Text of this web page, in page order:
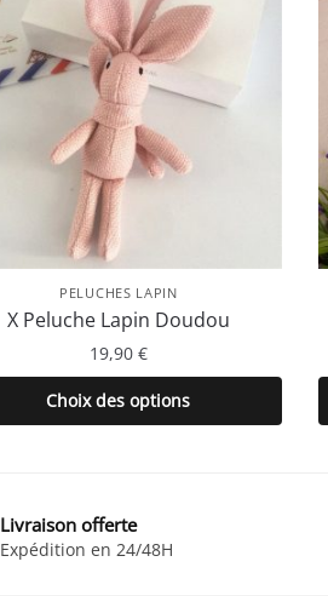
PELUCHES LAPIN
X Peluche Lapin Doudou
19,90 €
Choix des options
Ce
produit
variations.
Les
Livraison offerte
Expédition en 24/48H